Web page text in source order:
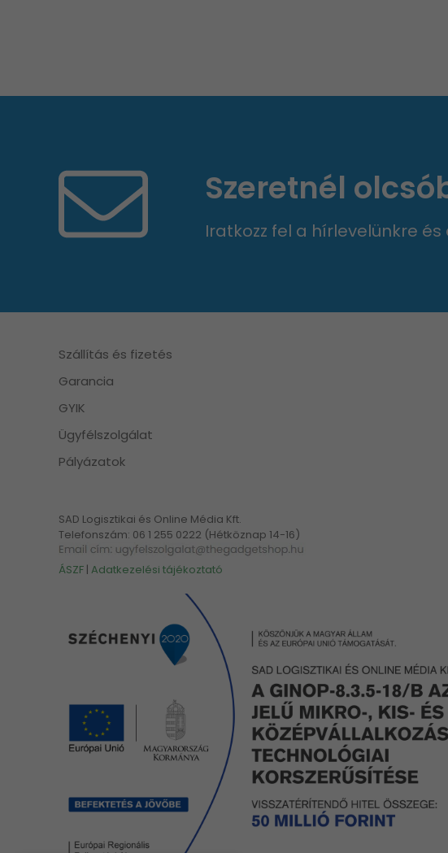
Szeretnél
Iratkozz fel a hírlevelünkre
Szállítás és fizetés
Garancia
GYIK
Ügyfélszolgálat
Pályázatok
SAD Logisztikai és Online Média Kft.
Telefonszám: 06 1 255 0222 (Hétköznap 14-16)
ÁSZF | Adatkezelési tájékoztató